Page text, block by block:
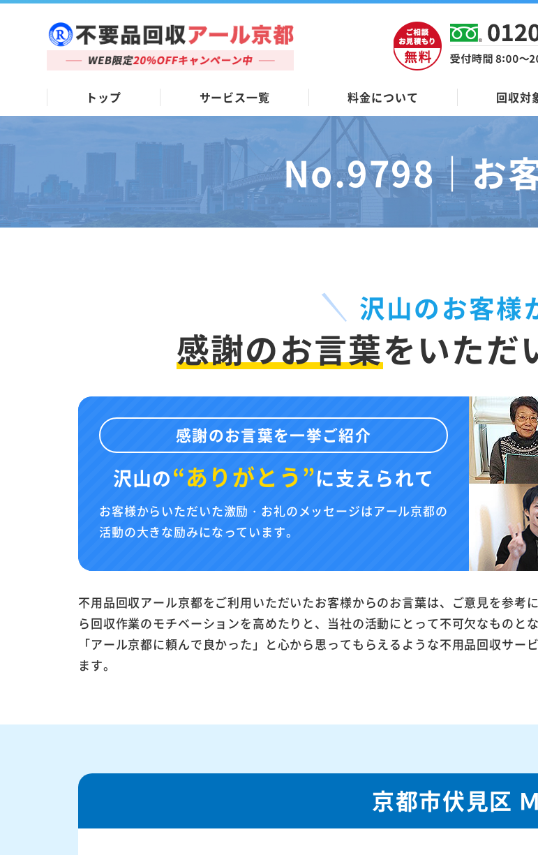
トップ サービス一覧 料金について 回収対
No.9798｜お
沢山のお客様
感謝のお言葉をいただ
感謝のお言葉を一挙ご紹介
沢山の“ありがとう”に支えられて
お客様からいただいた激励・お礼のメッセージはアール京都の
活動の大きな励みになっています。
不用品回収アール京都をご利用いただいたお客様からのお言葉は、ご意見を参考
ら回収作業のモチベーションを高めたりと、当社の活動にとって不可欠なものと
「アール京都に頼んで良かった」と心から思ってもらえるような不用品回収サ
ます。
京都市伏見区